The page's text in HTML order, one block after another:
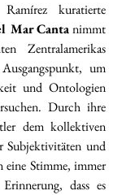
kuratierte
Mar Cantanimmt
Zentralamerikas
um
und Ontologien
Durch ihre
dem kollektiven
Subjektivitäten und
eine Stimme, immer
dass es